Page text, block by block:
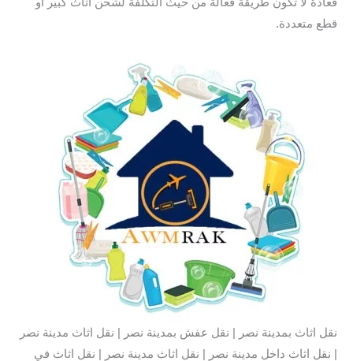
فعادةً لا تكون طريقة فعالة من حيث التكلفة لشحن أثاث كبير أو
قطع متعددة.
نقل اثاث بمدينة نصر | نقل عفش بمدينة نصر | نقل اثاث مدينة نصر
| نقل اثاث داخل مدينة نصر | نقل اثاث مدينة نصر | نقل اثاث في